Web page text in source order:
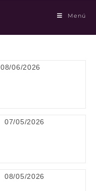
Menú
08/06/2026
07/05/2026
08/05/2026